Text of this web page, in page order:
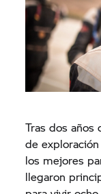
Tras dos años
de
los mejores
llegaron